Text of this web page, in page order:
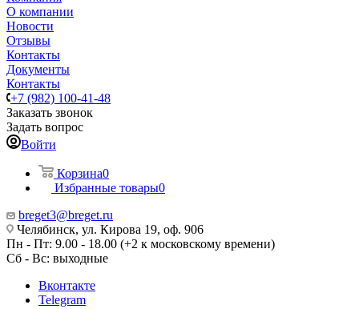
О компании
Новости
Отзывы
Контакты
Документы
Контакты
+7 (982) 100-41-48
Заказать звонок
Задать вопрос
Войти
Корзина0
Избранные товары0
breget3@breget.ru
Челябинск, ул. Кирова 19, оф. 906
Пн - Пт: 9.00 - 18.00 (+2 к московскому времени)
Сб - Вс: выходные
Вконтакте
Telegram